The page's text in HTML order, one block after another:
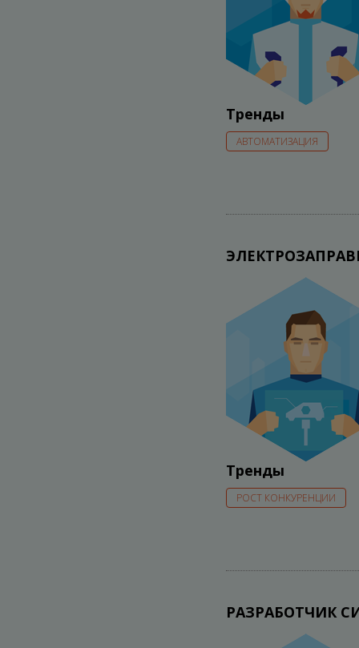
Тренды
АВТОМАТИЗАЦИЯ
Тренды
РОСТ КОНКУРЕНЦИИ
РАЗРАБОТЧИК